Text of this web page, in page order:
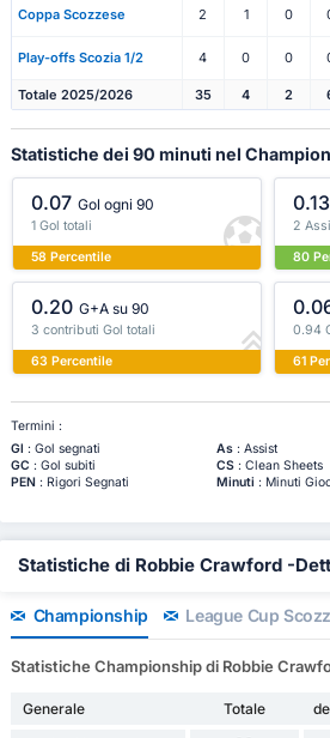
Coppa Scozzese 2 1 0
Play-offs Scozia 1/2 4 0 0
Totale 2025/2026 35 4 2
Statistiche dei 90 minuti nel
0.07 Gol ogni 90
1 Gol totali
58 Percentile
0.13
2
80
0.20 G+A su 90
3 contributi Gol totali
63 Percentile
0.94
61
Termini :
Gl : Gol segnati As: Assist
GC : Gol subiti CS: Clean Sheets
PEN: Rigori Segnati Minuti : Minuti
Statistiche di Robbie Crawford -
Championship League Cup
Statistiche Championship di Robbie
Generale Totale